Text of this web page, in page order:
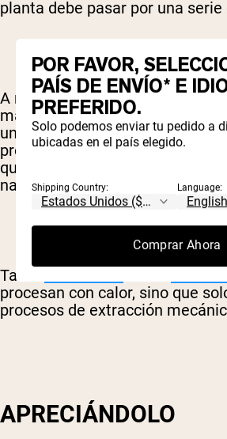
planta debe pasar por una serie
A menudo, esto implica
manipulación potente. Un
una intervención mínima
preparación se denomina
que está lo más cerca posible
natural.
Tanto
procesan con calor, sino que
procesos de extracción
APRECIÁNDOLO
POR FAVOR,
PAÍS DE ENVÍO* E
PREFERIDO.
Solo podemos enviar tu pedido a
ubicadas en el país elegido.
Shipping Country: Language:
Comprar Ahora